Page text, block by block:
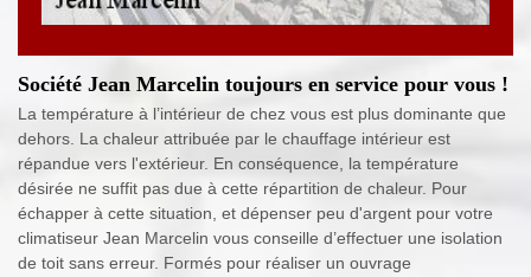
Société Jean Marcelin toujours en service pour vous !
La température à l’intérieur de chez vous est plus dominante que
dehors. La chaleur attribuée par le chauffage intérieur est
répandue vers l'extérieur. En conséquence, la température
désirée ne suffit pas due à cette répartition de chaleur. Pour
échapper à cette situation, et dépenser peu d'argent pour votre
climatiseur Jean Marcelin vous conseille d’effectuer une isolation
de toit sans erreur. Formés pour réaliser un ouvrage